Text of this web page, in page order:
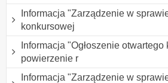
Informacja "Zarządzenie w
konkursowej
Informacja "Ogłoszenie
powierzenie r
Informacja "Zarządzenie w